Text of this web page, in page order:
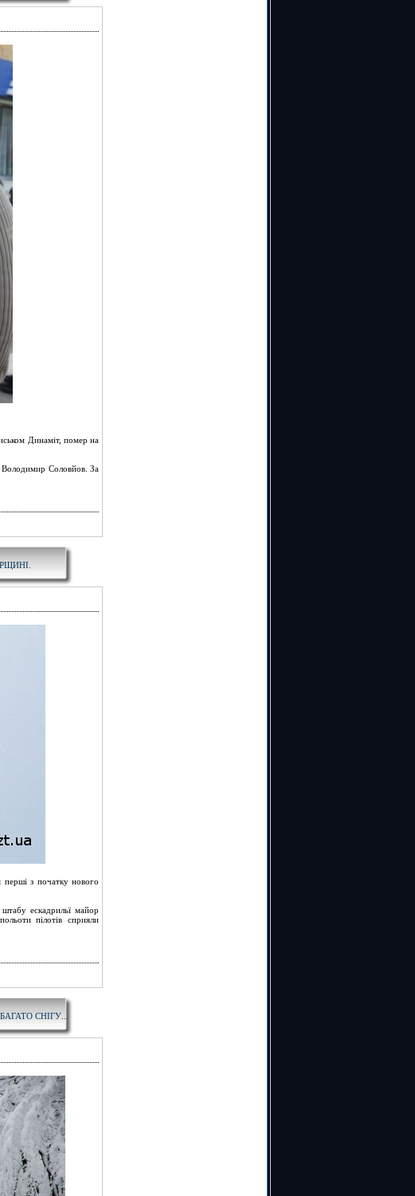
Динаміт, помер на
Володимир Соловйов. За
перші з початку нового
ескадрильї майор
пілотів сприяли
СНІГУ...